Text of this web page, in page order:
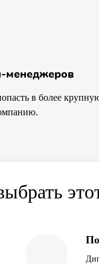
менеджеров
в более